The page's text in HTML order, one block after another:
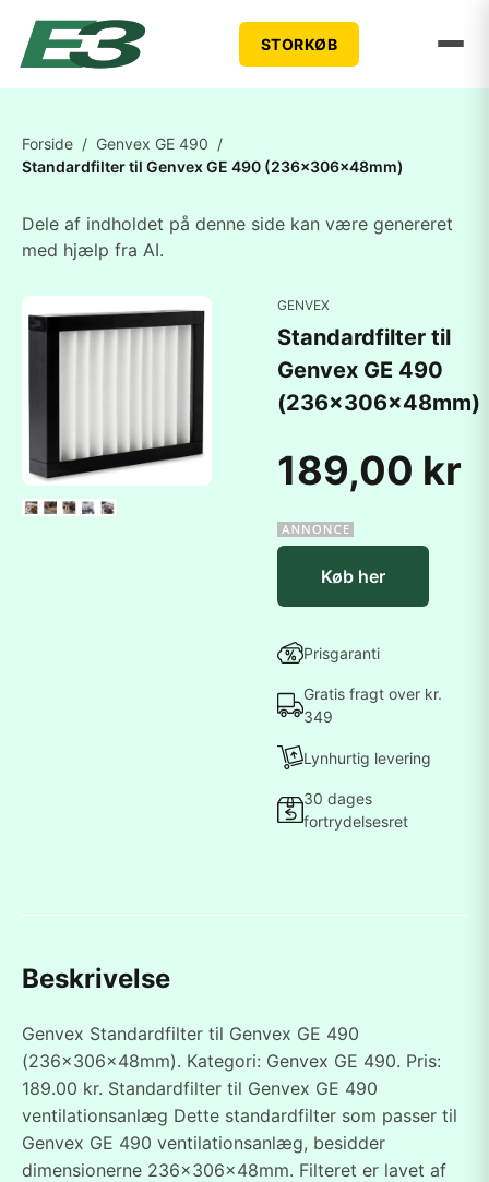
STORKØB
Forside / Genvex GE 490 /
Standardfilter til Genvex GE 490 (236x306x48mm)
Dele af indholdet på denne side kan være genereret
med hjælp fra AI.
GENVEX
Standardfilter til
Genvex GE 490
(236x306x48mm)
189,00 kr
Køb her
Prisgaranti
Gratis fragt over kr.
349
Lynhurtig levering
30 dages
fortrydelsesret
Beskrivelse
Genvex Standardfilter til Genvex GE 490
(236x306x48mm). Kategori: Genvex GE 490. Pris:
189.00 kr. Standardfilter til Genvex GE 490
ventilationsanlæg Dette standardfilter som passer til
Genvex GE 490 ventilationsanlæg, besidder
dimensionerne 236x306x48mm. Filteret er lavet af